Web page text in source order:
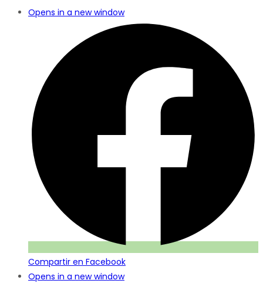
Opens in a new window
Compartir en Facebook
Opens in a new window